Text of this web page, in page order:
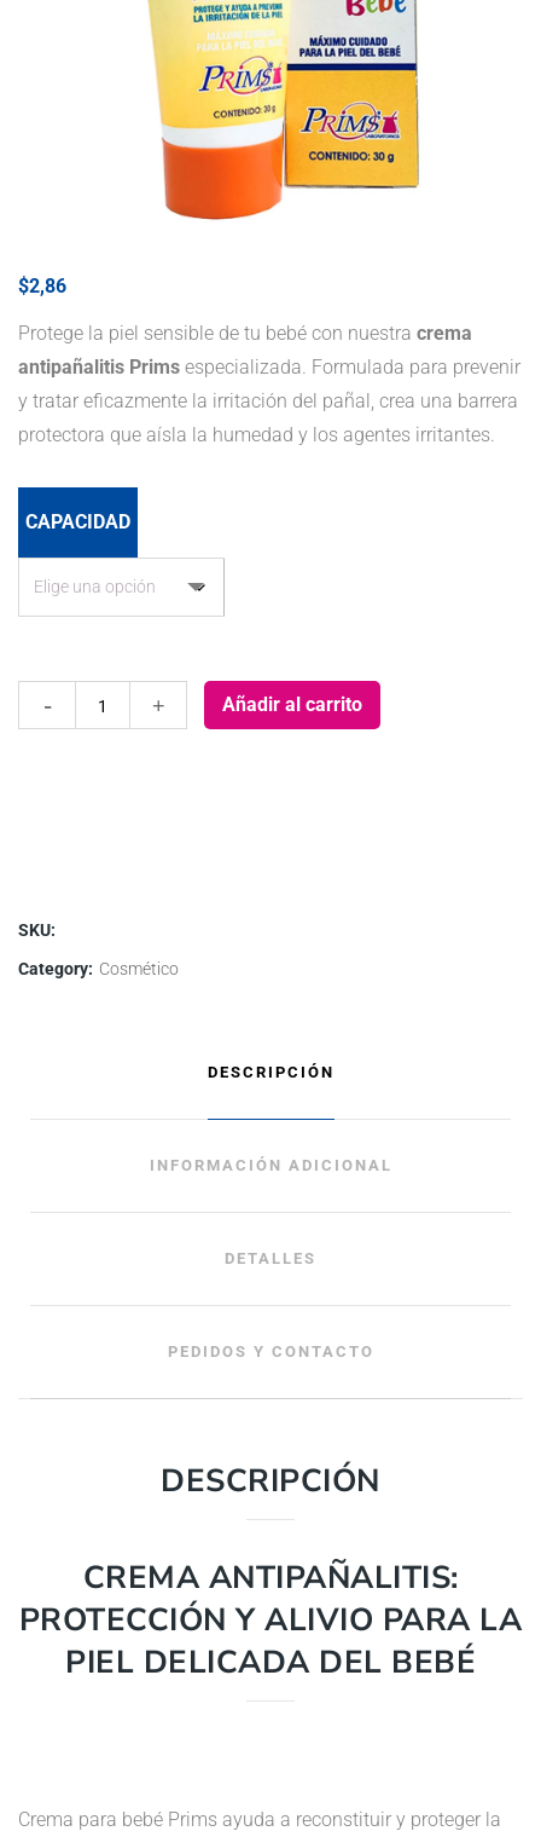
$2,86
Protege la piel sensible de tu bebé con nuestra crema
antipañalitis Prims especializada. Formulada para prevenir
y tratar eficazmente la irritación del pañal, crea una barrera
protectora que aísla la humedad y los agentes irritantes.
CAPACIDAD
Crema Añadir al carrito
SKU:
Category: Cosmético
DESCRIPCIÓN
INFORMACIÓN ADICIONAL
DETALLES
PEDIDOS Y CONTACTO
DESCRIPCIÓN
CREMA ANTIPAÑALITIS:
PROTECCIÓN Y ALIVIO PARA LA
PIEL DELICADA DEL BEBÉ
Crema para bebé Prims ayuda a reconstituir y proteger la